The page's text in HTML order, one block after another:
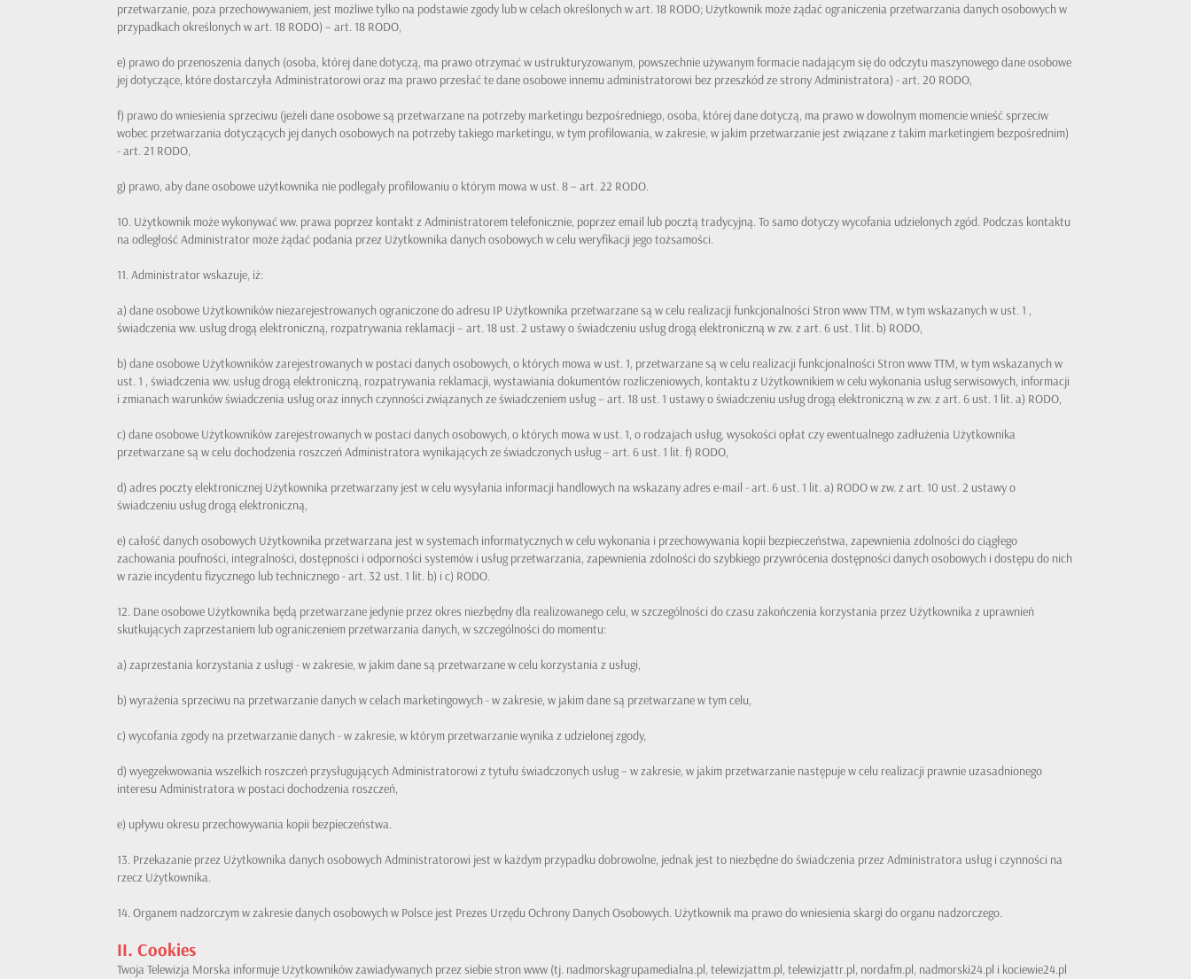
przetwarzanie, poza przechowywaniem, jest możliwe tylko na podstawie zgody lub w celach określonych w art. 18 RODO; Użytkownik może żądać ograniczenia przetwarzania danych osobowych w
przypadkach określonych w art. 18 RODO) – art. 18 RODO,
e) prawo do przenoszenia danych (osoba, której dane dotyczą, ma prawo otrzymać w ustrukturyzowanym, powszechnie używanym formacie nadającym się do odczytu maszynowego dane osobowe
jej dotyczące, które dostarczyła Administratorowi oraz ma prawo przesłać te dane osobowe innemu administratorowi bez przeszkód ze strony Administratora) - art. 20 RODO,
f) prawo do wniesienia sprzeciwu (jeżeli dane osobowe są przetwarzane na potrzeby marketingu bezpośredniego, osoba, której dane dotyczą, ma prawo w dowolnym momencie wnieść sprzeciw
wobec przetwarzania dotyczących jej danych osobowych na potrzeby takiego marketingu, w tym profilowania, w zakresie, w jakim przetwarzanie jest związane z takim marketingiem bezpośrednim)
- art. 21 RODO,
g) prawo, aby dane osobowe użytkownika nie podlegały profilowaniu o którym mowa w ust. 8 – art. 22 RODO.
10. Użytkownik może wykonywać ww. prawa poprzez kontakt z Administratorem telefonicznie, poprzez email lub pocztą tradycyjną. To samo dotyczy wycofania udzielonych zgód. Podczas kontaktu
na odległość Administrator może żądać podania przez Użytkownika danych osobowych w celu weryfikacji jego tożsamości.
11. Administrator wskazuje, iż:
a) dane osobowe Użytkowników niezarejestrowanych ograniczone do adresu IP Użytkownika przetwarzane są w celu realizacji funkcjonalności Stron www TTM, w tym wskazanych w ust. 1 ,
świadczenia ww. usług drogą elektroniczną, rozpatrywania reklamacji – art. 18 ust. 2 ustawy o świadczeniu usług drogą elektroniczną w zw. z art. 6 ust. 1 lit. b) RODO,
b) dane osobowe Użytkowników zarejestrowanych w postaci danych osobowych, o których mowa w ust. 1, przetwarzane są w celu realizacji funkcjonalności Stron www TTM, w tym wskazanych w
ust. 1 , świadczenia ww. usług drogą elektroniczną, rozpatrywania reklamacji, wystawiania dokumentów rozliczeniowych, kontaktu z Użytkownikiem w celu wykonania usług serwisowych, informacji
i zmianach warunków świadczenia usług oraz innych czynności związanych ze świadczeniem usług – art. 18 ust. 1 ustawy o świadczeniu usług drogą elektroniczną w zw. z art. 6 ust. 1 lit. a) RODO,
c) dane osobowe Użytkowników zarejestrowanych w postaci danych osobowych, o których mowa w ust. 1, o rodzajach usług, wysokości opłat czy ewentualnego zadłużenia Użytkownika
przetwarzane są w celu dochodzenia roszczeń Administratora wynikających ze świadczonych usług – art. 6 ust. 1 lit. f) RODO,
d) adres poczty elektronicznej Użytkownika przetwarzany jest w celu wysyłania informacji handlowych na wskazany adres e-mail - art. 6 ust. 1 lit. a) RODO w zw. z art. 10 ust. 2 ustawy o
świadczeniu usług drogą elektroniczną,
e) całość danych osobowych Użytkownika przetwarzana jest w systemach informatycznych w celu wykonania i przechowywania kopii bezpieczeństwa, zapewnienia zdolności do ciągłego
zachowania poufności, integralności, dostępności i odporności systemów i usług przetwarzania, zapewnienia zdolności do szybkiego przywrócenia dostępności danych osobowych i dostępu do nich
w razie incydentu fizycznego lub technicznego - art. 32 ust. 1 lit. b) i c) RODO.
12. Dane osobowe Użytkownika będą przetwarzane jedynie przez okres niezbędny dla realizowanego celu, w szczególności do czasu zakończenia korzystania przez Użytkownika z uprawnień
skutkujących zaprzestaniem lub ograniczeniem przetwarzania danych, w szczególności do momentu:
a) zaprzestania korzystania z usługi - w zakresie, w jakim dane są przetwarzane w celu korzystania z usługi,
b) wyrażenia sprzeciwu na przetwarzanie danych w celach marketingowych - w zakresie, w jakim dane są przetwarzane w tym celu,
c) wycofania zgody na przetwarzanie danych - w zakresie, w którym przetwarzanie wynika z udzielonej zgody,
d) wyegzekwowania wszelkich roszczeń przysługujących Administratorowi z tytułu świadczonych usług – w zakresie, w jakim przetwarzanie następuje w celu realizacji prawnie uzasadnionego
interesu Administratora w postaci dochodzenia roszczeń,
e) upływu okresu przechowywania kopii bezpieczeństwa.
13. Przekazanie przez Użytkownika danych osobowych Administratorowi jest w każdym przypadku dobrowolne, jednak jest to niezbędne do świadczenia przez Administratora usług i czynności na
rzecz Użytkownika.
14. Organem nadzorczym w zakresie danych osobowych w Polsce jest Prezes Urzędu Ochrony Danych Osobowych. Użytkownik ma prawo do wniesienia skargi do organu nadzorczego.
II. Cookies
Twoja Telewizja Morska informuje Użytkowników zawiadywanych przez siebie stron www (tj. nadmorskagrupamedialna.pl, telewizjattm.pl, telewizjattr.pl, nordafm.pl, nadmorski24.pl i kociewie24.pl